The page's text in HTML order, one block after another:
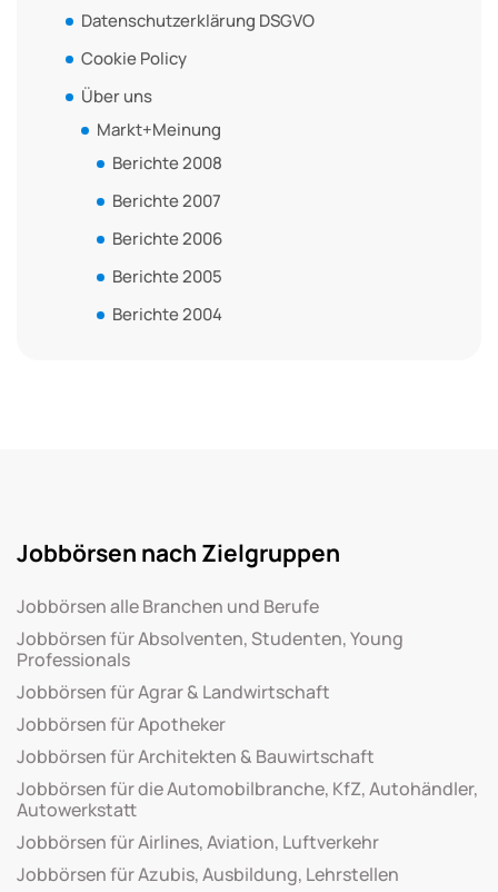
Datenschutzerklärung DSGVO
Cookie Policy
Über uns
Markt+Meinung
Berichte 2008
Berichte 2007
Berichte 2006
Berichte 2005
Berichte 2004
Jobbörsen nach Zielgruppen
Jobbörsen alle Branchen und Berufe
Jobbörsen für Absolventen, Studenten, Young
Professionals
Jobbörsen für Agrar & Landwirtschaft
Jobbörsen für Apotheker
Jobbörsen für Architekten & Bauwirtschaft
Jobbörsen für die Automobilbranche, KfZ, Autohändler,
Autowerkstatt
Jobbörsen für Airlines, Aviation, Luftverkehr
Jobbörsen für Azubis, Ausbildung, Lehrstellen